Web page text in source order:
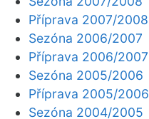
Příprava 2007/2008
Sezóna 2006/2007
Příprava 2006/2007
Sezóna 2005/2006
Příprava 2005/2006
Sezóna 2004/2005